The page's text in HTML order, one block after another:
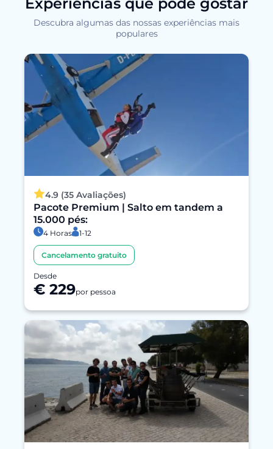
Descubra algumas das nossas experiências mais
populares
4.9 (35 Avaliações)
Pacote Premium | Salto em tandem a
15.000 pés:
4 Horas 1-12
Cancelamento gratuito
Desde
€ 229por pessoa